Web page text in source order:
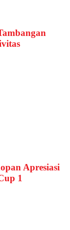
Apresiasi
1